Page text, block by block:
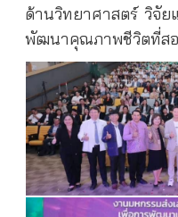
ด้านวิทยาศาสตร์ วิจัย
พัฒนาคุณภาพชีวิตที่สอ